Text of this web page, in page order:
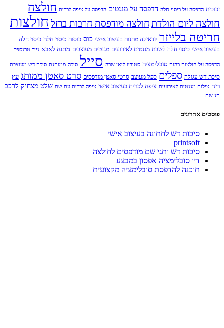
האפשרויות
המוצר
זכוכית הדפסה על כיסוי חלה הדפסה על מגנטים הדפסה על ציפה לכרית חולצה
חולצה ליום הולדת חולצה מודפסת חרבות ברזל חולצות
חריטה בלייזר יודאיקה מתנות בעיצוב אישי כוס כוסות כיסוי חלה כיסוי חלה
בעיצוב אישי כיסוי חלה לשבת מגנטים לאירועים מגנטים מעוצבים מתנה לאבא נייר טרנספר
הדפסה על חולצות כהות סובלימציה סטודיו ליאן שרה סייל סיכה ממותגת סיכת דש מעוצבת
סיכת דש עגולה ספלים ספל מעוצב סרטי סאטן מודפסים סרט סאטן ממותג עץ
ריח צילום מגנטים לאירועים ציפה לכרית בעיצוב אישי ציפה לכרית עם שם שלט מצחיק לרכב
תג שם
פוסטים אחרונים
סיכות דש לחתונה בעיצוב אישי
printsoft
סיכות דש ותגי שם מודפסים לחולצה
דיו סובלימציה אפסון במבצע
תוכנה להדפסת סובלימציה מקצועית